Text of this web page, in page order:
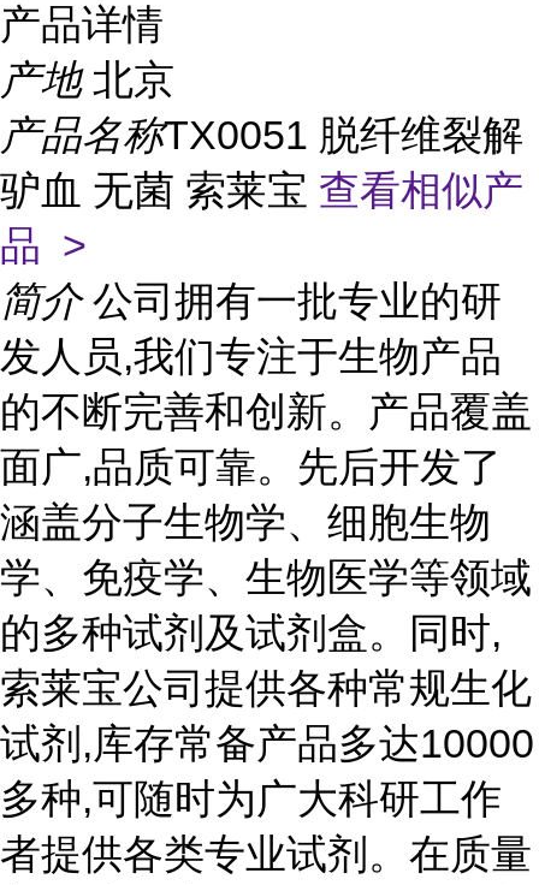
产品详情
产地 北京
产品名称TX0051 脱纤维裂解
驴血 无菌 索莱宝 查看相似产
品 >
简介 公司拥有一批专业的研
发人员,我们专注于生物产品
的不断完善和创新。产品覆盖
面广,品质可靠。先后开发了
涵盖分子生物学、细胞生物
学、免疫学、生物医学等领域
的多种试剂及试剂盒。同时,
索莱宝公司提供各种常规生化
试剂,库存常备产品多达10000
多种,可随时为广大科研工作
者提供各类专业试剂。在质量